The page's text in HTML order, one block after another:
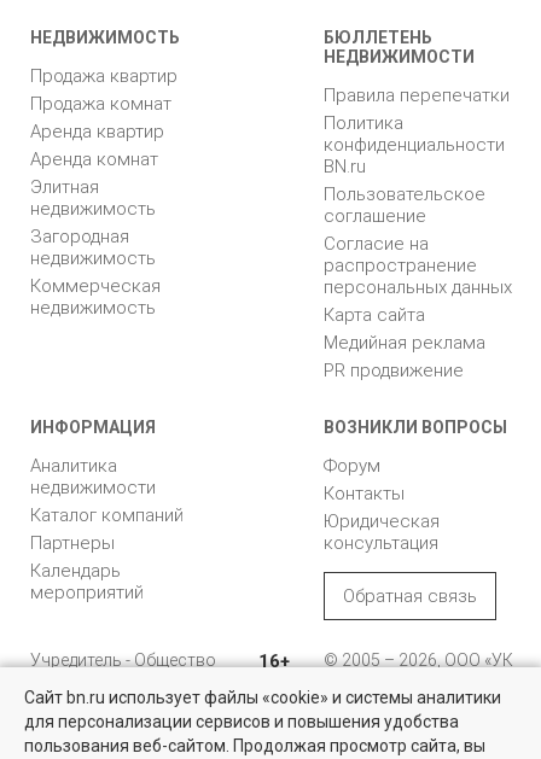
НЕДВИЖИМОСТЬ
Продажа квартир
Продажа комнат
Аренда квартир
Аренда комнат
Элитная
недвижимость
Загородная
недвижимость
Коммерческая
недвижимость
БЮЛЛЕТЕНЬ
НЕДВИЖИМОСТИ
Правила перепечатки
Политика
конфиденциальности
BN.ru
Пользовательское
соглашение
Согласие на
распространение
персональных данных
Карта сайта
Медийная реклама
PR продвижение
ИНФОРМАЦИЯ
Аналитика
недвижимости
Каталог компаний
Партнеры
Календарь
мероприятий
ВОЗНИКЛИ ВОПРОСЫ
Форум
Контакты
Юридическая
консультация
Обратная связь
Учредитель - Общество
ответственностью
"Управляющая
компания "Бюллетень
16+
© 2005 – 2026, ООО «УК
196105, Санкт-
Петербург, пр. Юрия
Сайт bn.ru использует файлы «cookie» и системы аналитики
для персонализации сервисов и повышения удобства
пользования веб-сайтом. Продолжая просмотр сайта, вы